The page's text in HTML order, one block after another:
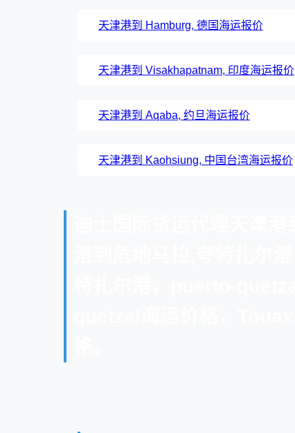
天津港到 Hamburg, 德国海运报价
天津港到 Visakhapatnam, 印度海运报价
天津港到 Aqaba, 约旦海运报价
天津港到 Kaohsiung, 中国台湾海运报价